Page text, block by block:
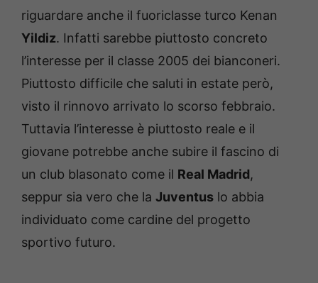
riguardare anche il fuoriclasse turco Kenan
Yildiz. Infatti sarebbe piuttosto concreto
l’interesse per il classe 2005 dei bianconeri.
Piuttosto difficile che saluti in estate però,
visto il rinnovo arrivato lo scorso febbraio.
Tuttavia l’interesse è piuttosto reale e il
giovane potrebbe anche subire il fascino di
un club blasonato come il Real Madrid,
seppur sia vero che la Juventus lo abbia
individuato come cardine del progetto
sportivo futuro.